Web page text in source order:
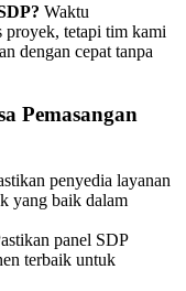
Waktu
proyek, tetapi tim kami
dengan cepat tanpa
Pemasangan
penyedia layanan
yang baik dalam
panel SDP
terbaik untuk